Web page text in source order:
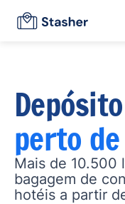
perto
Mais de 10.500
bagagem de
hotéis a partir